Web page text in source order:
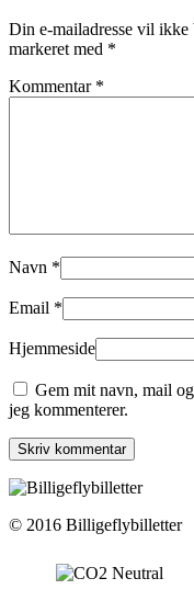
Din e-mailadresse vil ikke
markeret med *
Kommentar *
Navn *
Email *
Hjemmeside
Gem mit navn, mail
jeg kommenterer.
© 2016 Billigeflybilletter